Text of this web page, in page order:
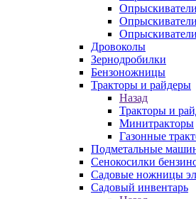
Дровоколы
Зернодробилки
Бензоножницы
Тракторы и райдеры
Назад
Тракторы и
Минитракторы
Газонные
Подметальные
Сенокосилки
Садовые ножницы
Садовый инвентарь